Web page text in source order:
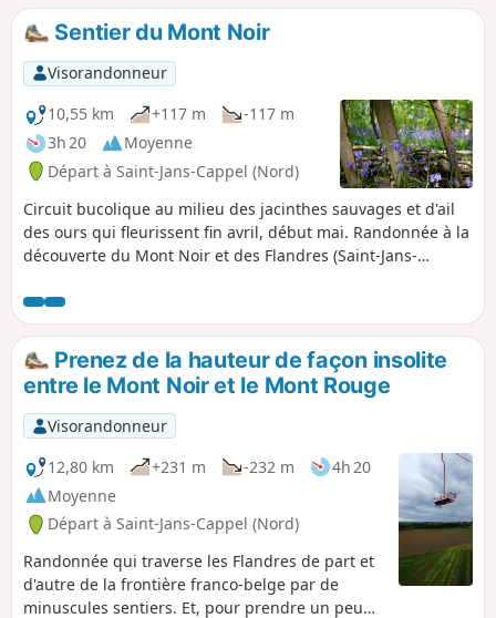
Sentier du Mont Noir
Visorandonneur
10,55 km
+117 m
-117 m
3h 20
Moyenne
Départ à Saint-Jans-Cappel (Nord)
Circuit bucolique au milieu des jacinthes sauvages et d'ail
des ours qui fleurissent fin avril, début mai. Randonnée à la
découverte du Mont Noir et des Flandres (Saint-Jans-
sous-bois, chemins forestiers et petites routes.
Prenez de la hauteur de façon insolite
entre le Mont Noir et le Mont Rouge
Visorandonneur
12,80 km
+231 m -232 m
4h 20
Moyenne
Départ à Saint-Jans-Cappel (Nord)
Randonnée qui traverse les Flandres de part et
d'autre de la frontière franco-belge par de
minuscules sentiers. Et, pour prendre un peu